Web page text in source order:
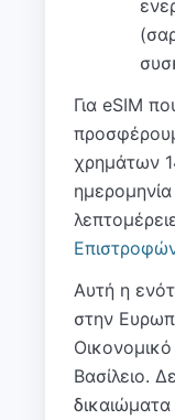
Για eSIM
χρημάτων
Αυτή η
στην
Βασίλειο.